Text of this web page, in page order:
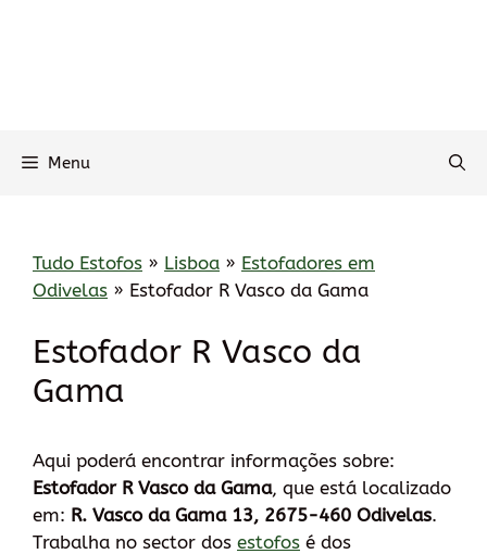
Menu
Tudo Estofos » Lisboa » Estofadores em
Odivelas » Estofador R Vasco da Gama
Estofador R Vasco da
Gama
Aqui poderá encontrar informações sobre:
Estofador R Vasco da Gama, que está localizado
em: R. Vasco da Gama 13, 2675-460 Odivelas.
Trabalha no sector dos estofos é dos